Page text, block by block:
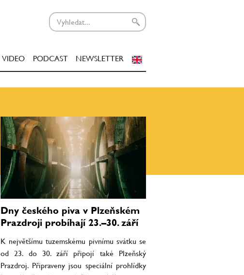
VIDEO PODCAST NEWSLETTER
Dny českého piva v Plzeňském
Prazdroji probíhají 23.–30. září
K největšímu tuzemskému pivnímu svátku se
od 23. do 30. září připojí také Plzeňský
Prazdroj. Připraveny jsou speciální prohlídky